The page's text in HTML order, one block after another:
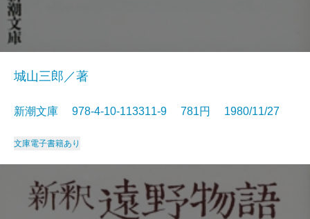
城山三郎／著
新潮文庫 978-4-10-113311-9 781円 1980/11/27
文庫電子書籍あり